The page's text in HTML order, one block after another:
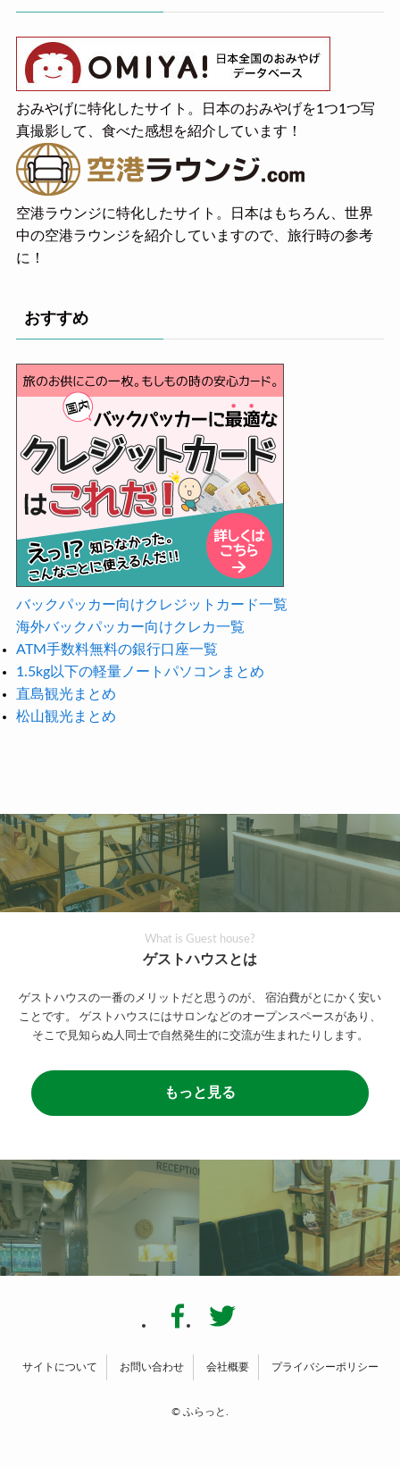
おみやげに特化したサイト。日本のおみやげを1つ1つ写
真撮影して、食べた感想を紹介しています！
空港ラウンジに特化したサイト。日本はもちろん、世界
中の空港ラウンジを紹介していますので、旅行時の参考
に！
おすすめ
バックパッカー向けクレジットカード一覧
海外バックパッカー向けクレカ一覧
ATM手数料無料の銀行口座一覧
1.5kg以下の軽量ノートパソコンまとめ
直島観光まとめ
松山観光まとめ
What is Guest house?
ゲストハウスとは
ゲストハウスの一番のメリットだと思うのが、
宿泊費がとにかく安い
ことです。
ゲストハウスにはサロンなどのオープンスペースがあり、
そこで見知らぬ人同士で自然発生的に交流が生まれたりします。
もっと見る
サイトについて お問い合わせ 会社概要 プライバシーポリシー
© ふらっと.